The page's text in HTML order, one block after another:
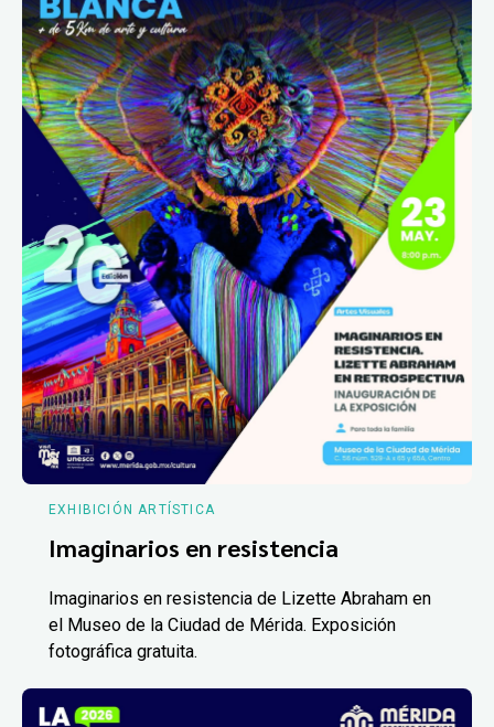
EXHIBICIÓN ARTÍSTICA
Imaginarios en resistencia
Imaginarios en resistencia de Lizette Abraham en
el Museo de la Ciudad de Mérida. Exposición
fotográfica gratuita.